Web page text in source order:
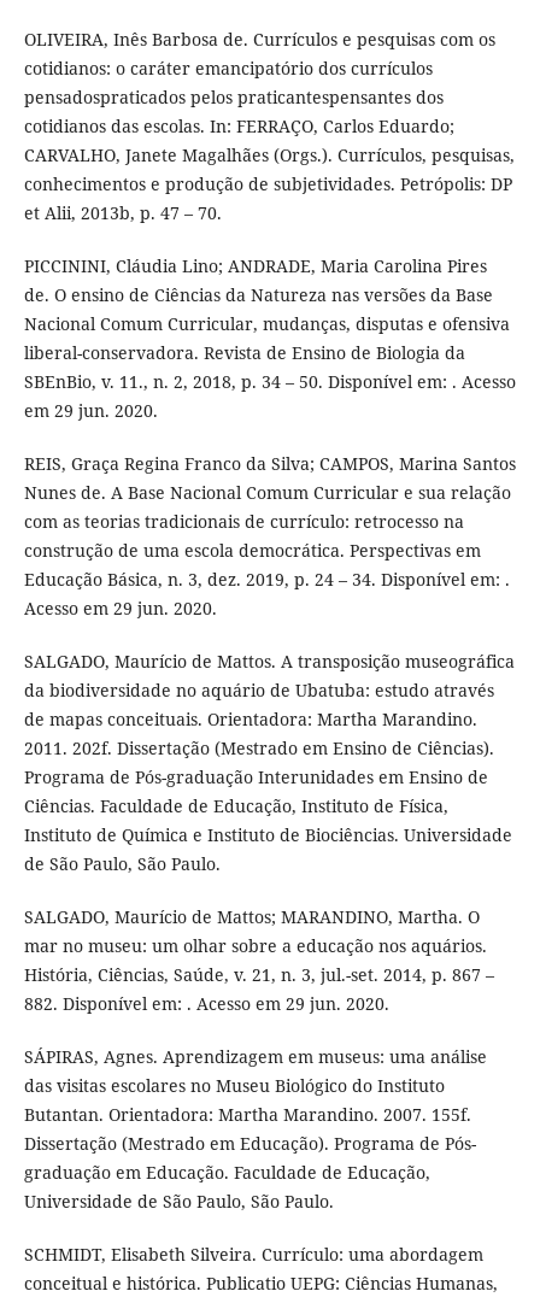
OLIVEIRA, Inês Barbosa de. Currículos e pesquisas com os
cotidianos: o caráter emancipatório dos currículos
pensadospraticados pelos praticantespensantes dos
cotidianos das escolas. In: FERRAÇO, Carlos Eduardo;
CARVALHO, Janete Magalhães (Orgs.). Currículos, pesquisas,
conhecimentos e produção de subjetividades. Petrópolis: DP
et Alii, 2013b, p. 47 – 70.
PICCININI, Cláudia Lino; ANDRADE, Maria Carolina Pires
de. O ensino de Ciências da Natureza nas versões da Base
Nacional Comum Curricular, mudanças, disputas e ofensiva
liberal-conservadora. Revista de Ensino de Biologia da
SBEnBio, v. 11., n. 2, 2018, p. 34 – 50. Disponível em: . Acesso
em 29 jun. 2020.
REIS, Graça Regina Franco da Silva; CAMPOS, Marina Santos
Nunes de. A Base Nacional Comum Curricular e sua relação
com as teorias tradicionais de currículo: retrocesso na
construção de uma escola democrática. Perspectivas em
Educação Básica, n. 3, dez. 2019, p. 24 – 34. Disponível em: .
Acesso em 29 jun. 2020.
SALGADO, Maurício de Mattos. A transposição museográfica
da biodiversidade no aquário de Ubatuba: estudo através
de mapas conceituais. Orientadora: Martha Marandino.
2011. 202f. Dissertação (Mestrado em Ensino de Ciências).
Programa de Pós-graduação Interunidades em Ensino de
Ciências. Faculdade de Educação, Instituto de Física,
Instituto de Química e Instituto de Biociências. Universidade
de São Paulo, São Paulo.
SALGADO, Maurício de Mattos; MARANDINO, Martha. O
mar no museu: um olhar sobre a educação nos aquários.
História, Ciências, Saúde, v. 21, n. 3, jul.-set. 2014, p. 867 –
882. Disponível em: . Acesso em 29 jun. 2020.
SÁPIRAS, Agnes. Aprendizagem em museus: uma análise
das visitas escolares no Museu Biológico do Instituto
Butantan. Orientadora: Martha Marandino. 2007. 155f.
Dissertação (Mestrado em Educação). Programa de Pós-
graduação em Educação. Faculdade de Educação,
Universidade de São Paulo, São Paulo.
SCHMIDT, Elisabeth Silveira. Currículo: uma abordagem
conceitual e histórica. Publicatio UEPG: Ciências Humanas,